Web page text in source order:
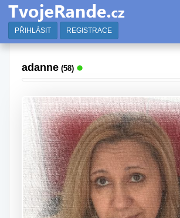
PŘIHLÁSIT REGISTRACE
adanne (58)